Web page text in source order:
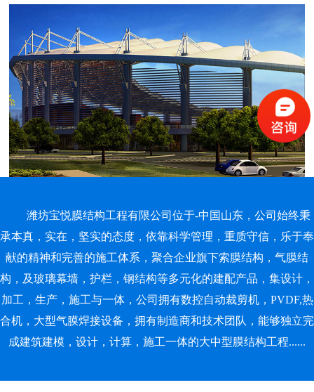
潍坊宝悦膜结构工程有限公司位于-中国山东，公司始终秉
承本真，实在，坚实的态度，依靠科学管理，重质守信，乐于奉
献的精神和完善的施工体系，聚合企业旗下索膜结构，气膜结
构，及玻璃幕墙，护栏，钢结构等多元化的建配产品，集设计，
加工，生产，施工与一体，公司拥有数控自动裁剪机，PVDF,热
合机，大型气膜焊接设备，拥有制造商和技术团队，能够独立完
成建筑建模，设计，计算，施工一体的大中型膜结构工程......